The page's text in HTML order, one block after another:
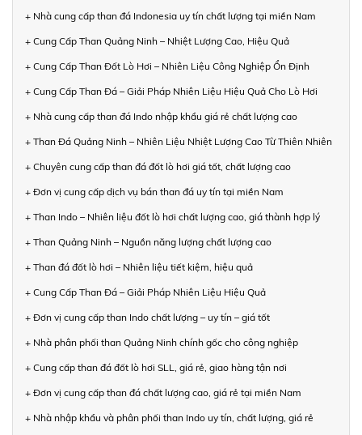
+ Nhà cung cấp than đá Indonesia uy tín chất lượng tại miền Nam
+ Cung Cấp Than Quảng Ninh – Nhiệt Lượng Cao, Hiệu Quả
+ Cung Cấp Than Đốt Lò Hơi – Nhiên Liệu Công Nghiệp Ổn Định
+ Cung Cấp Than Đá – Giải Pháp Nhiên Liệu Hiệu Quả Cho Lò Hơi
+ Nhà cung cấp than đá Indo nhập khẩu giá rẻ chất lượng cao
+ Than Đá Quảng Ninh – Nhiên Liệu Nhiệt Lượng Cao Từ Thiên Nhiên
+ Chuyên cung cấp than đá đốt lò hơi giá tốt, chất lượng cao
+ Đơn vị cung cấp dịch vụ bán than đá uy tín tại miền Nam
+ Than Indo – Nhiên liệu đốt lò hơi chất lượng cao, giá thành hợp lý
+ Than Quảng Ninh – Nguồn năng lượng chất lượng cao
+ Than đá đốt lò hơi – Nhiên liệu tiết kiệm, hiệu quả
+ Cung Cấp Than Đá – Giải Pháp Nhiên Liệu Hiệu Quả
+ Đơn vị cung cấp than Indo chất lượng – uy tín – giá tốt
+ Nhà phân phối than Quảng Ninh chính gốc cho công nghiệp
+ Cung cấp than đá đốt lò hơi SLL, giá rẻ, giao hàng tận nơi
+ Đơn vị cung cấp than đá chất lượng cao, giá rẻ tại miền Nam
+ Nhà nhập khẩu và phân phối than Indo uy tín, chất lượng, giá rẻ